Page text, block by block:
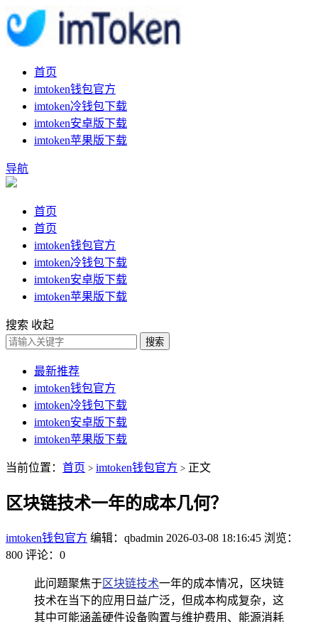
首页
imtoken钱包官方
imtoken冷钱包下载
imtoken安卓版下载
imtoken苹果版下载
导航
首页
首页
imtoken钱包官方
imtoken冷钱包下载
imtoken安卓版下载
imtoken苹果版下载
搜索 收起
搜索
最新推荐
imtoken钱包官方
imtoken冷钱包下载
imtoken安卓版下载
imtoken苹果版下载
当前位置： 首页 > imtoken钱包官方 > 正文
区块链技术一年的成本几何？
imtoken钱包官方 编辑：qbadmin 2026-03-08 18:16:45 浏览：
800 评论：0
此问题聚焦于区块链技术一年的成本情况，区块链
技术在当下的应用日益广泛，但成本构成复杂，这
其中可能涵盖硬件设备购置与维护费用、能源消耗